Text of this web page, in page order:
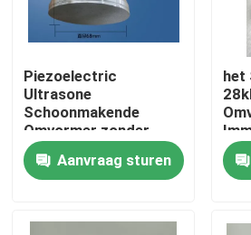
Contacteer ons
Verzoek om een Citaat
Ultrasone schoonmaak
Piezoelectric
Ultrasone
Schoonmakende
Omvormer zonder
Schroefgat
Aanvraag sturen
het